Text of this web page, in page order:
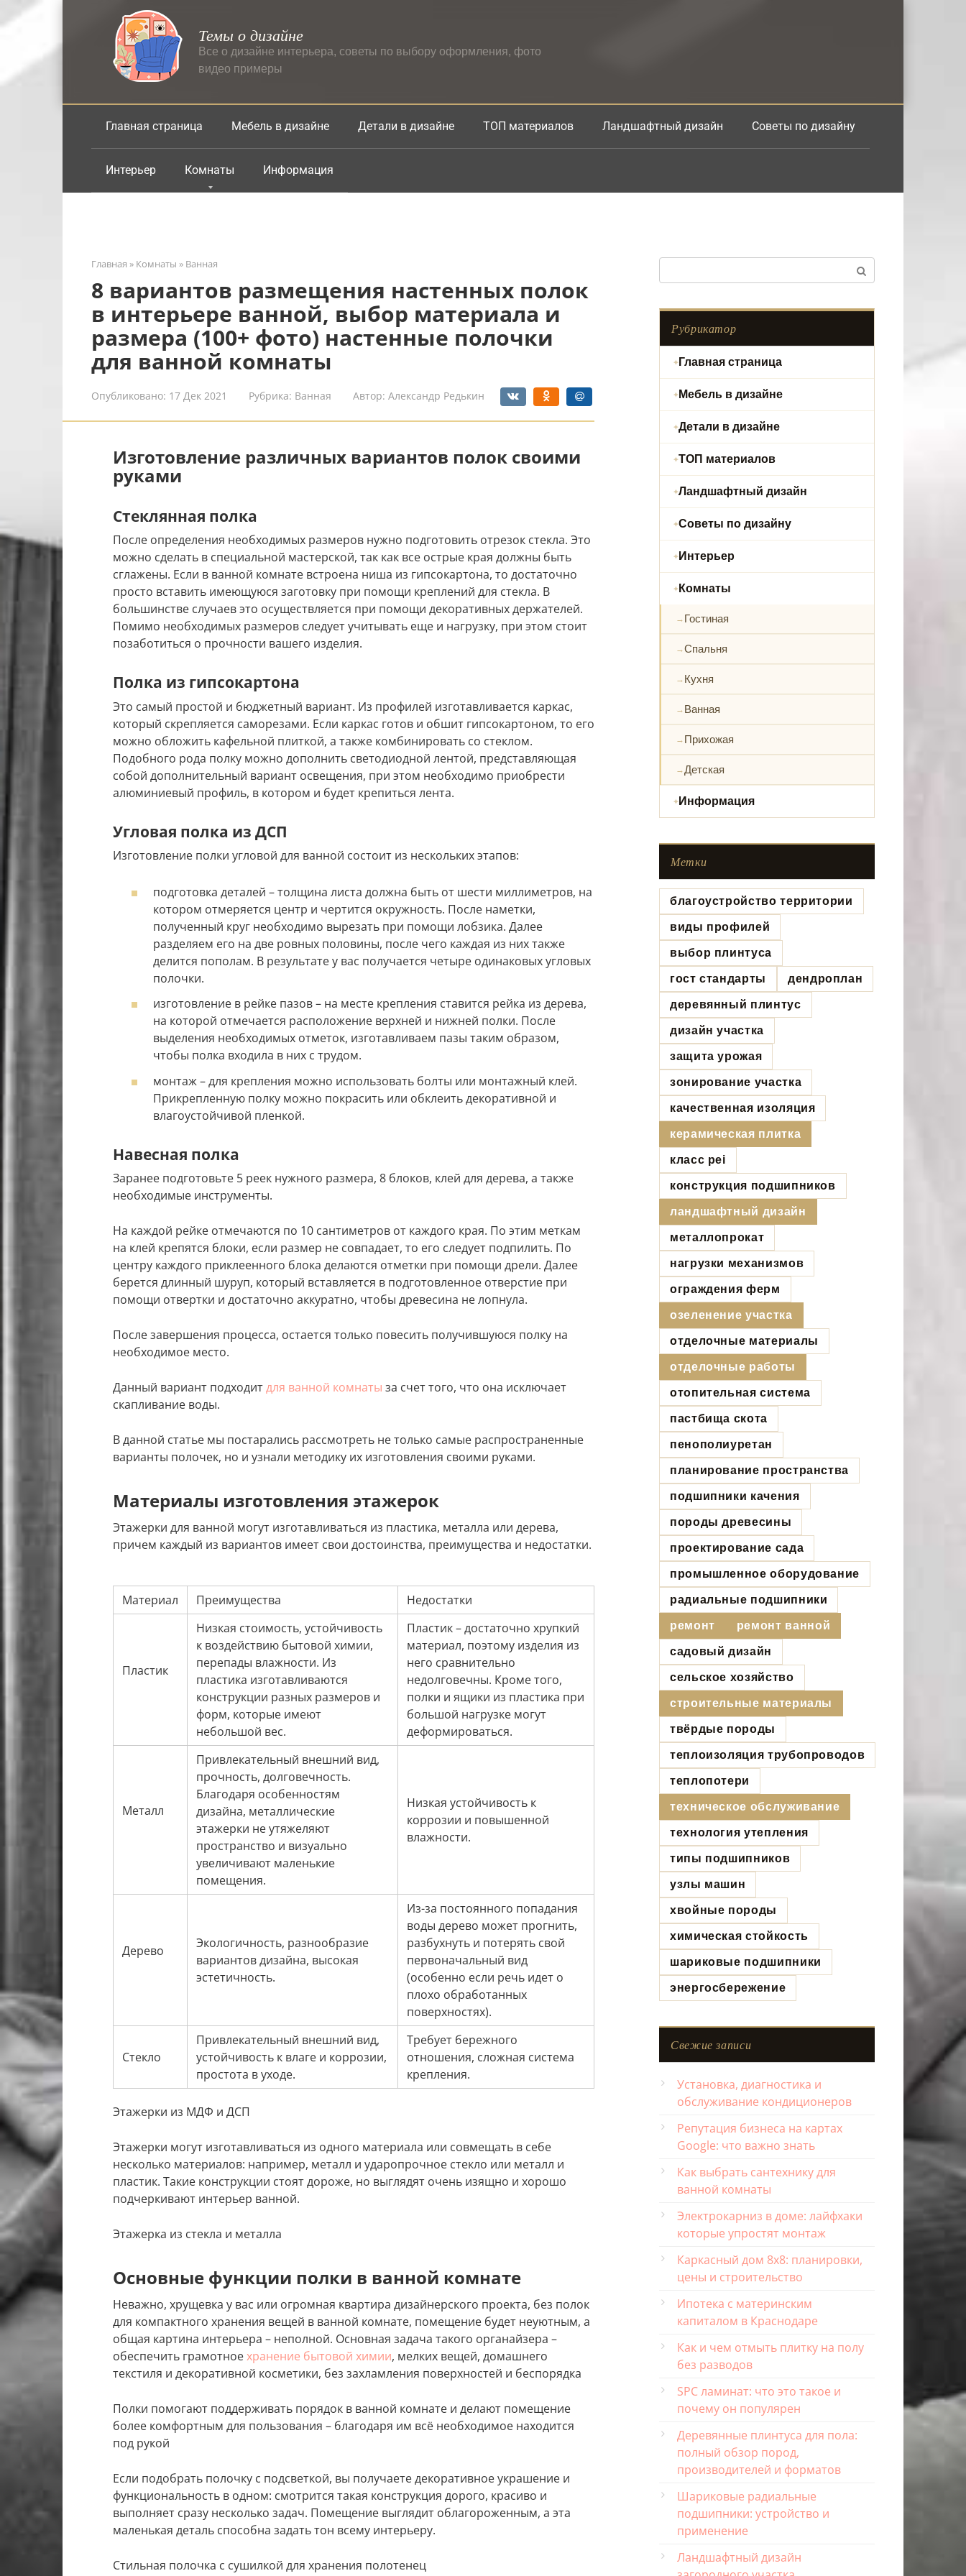
Перейти
к
Темы о дизайне
Все о дизайне интерьера, советы по выбору оформления, фото
видео примеры
Главная страница Мебель в дизайне Детали в дизайне ТОП материалов Ландшафтный дизайн Советы по дизайну
Интерьер Комнаты Информация
Главная » Комнаты » Ванная
8 вариантов размещения настенных полок
в интерьере ванной, выбор материала и
размера (100+ фото) настенные полочки
для ванной комнаты
Опубликовано: 17 Дек 2021 Рубрика: Ванная Автор: Александр Редькин
Изготовление различных вариантов полок своими
руками
Стеклянная полка
После определения необходимых размеров нужно подготовить отрезок стекла. Это
можно сделать в специальной мастерской, так как все острые края должны быть
сглажены. Если в ванной комнате встроена ниша из гипсокартона, то достаточно
просто вставить имеющуюся заготовку при помощи креплений для стекла. В
большинстве случаев это осуществляется при помощи декоративных держателей.
Помимо необходимых размеров следует учитывать еще и нагрузку, при этом стоит
позаботиться о прочности вашего изделия.
Полка из гипсокартона
Это самый простой и бюджетный вариант. Из профилей изготавливается каркас,
который скрепляется саморезами. Если каркас готов и обшит гипсокартоном, то его
можно обложить кафельной плиткой, а также комбинировать со стеклом.
Подобного рода полку можно дополнить светодиодной лентой, представляющая
собой дополнительный вариант освещения, при этом необходимо приобрести
алюминиевый профиль, в котором и будет крепиться лента.
Угловая полка из ДСП
Изготовление полки угловой для ванной состоит из нескольких этапов:
подготовка деталей – толщина листа должна быть от шести миллиметров, на
котором отмеряется центр и чертится окружность. После наметки,
полученный круг необходимо вырезать при помощи лобзика. Далее
разделяем его на две ровных половины, после чего каждая из них также
делится пополам. В результате у вас получается четыре одинаковых угловых
полочки.
изготовление в рейке пазов – на месте крепления ставится рейка из дерева,
на которой отмечается расположение верхней и нижней полки. После
выделения необходимых отметок, изготавливаем пазы таким образом,
чтобы полка входила в них с трудом.
монтаж – для крепления можно использовать болты или монтажный клей.
Прикрепленную полку можно покрасить или обклеить декоративной и
влагоустойчивой пленкой.
Навесная полка
Заранее подготовьте 5 реек нужного размера, 8 блоков, клей для дерева, а также
необходимые инструменты.
На каждой рейке отмечаются по 10 сантиметров от каждого края. По этим меткам
на клей крепятся блоки, если размер не совпадает, то его следует подпилить. По
центру каждого приклеенного блока делаются отметки при помощи дрели. Далее
берется длинный шуруп, который вставляется в подготовленное отверстие при
помощи отвертки и достаточно аккуратно, чтобы древесина не лопнула.
После завершения процесса, остается только повесить получившуюся полку на
необходимое место.
Данный вариант подходитдля ванной комнаты за счет того, что она исключает
скапливание воды.
В данной статье мы постарались рассмотреть не только самые распространенные
варианты полочек, но и узнали методику их изготовления своими руками.
Материалы изготовления этажерок
Этажерки для ванной могут изготавливаться из пластика, металла или дерева,
причем каждый из вариантов имеет свои достоинства, преимущества и недостатки.
Материал Преимущества Недостатки
Пластик
Низкая стоимость, устойчивость
к воздействию бытовой химии,
перепады влажности. Из
пластика изготавливаются
конструкции разных размеров и
форм, которые имеют
небольшой вес.
Пластик – достаточно хрупкий
материал, поэтому изделия из
него сравнительно
недолговечны. Кроме того,
полки и ящики из пластика при
большой нагрузке могут
деформироваться.
Металл
Привлекательный внешний вид,
прочность, долговечность.
Благодаря особенностям
дизайна, металлические
этажерки не утяжеляют
пространство и визуально
увеличивают маленькие
помещения.
Низкая устойчивость к
коррозии и повышенной
влажности.
Дерево
Экологичность, разнообразие
вариантов дизайна, высокая
эстетичность.
Из-за постоянного попадания
воды дерево может прогнить,
разбухнуть и потерять свой
первоначальный вид
(особенно если речь идет о
плохо обработанных
поверхностях).
Стекло
Привлекательный внешний вид,
устойчивость к влаге и коррозии,
простота в уходе.
Требует бережного
отношения, сложная система
крепления.
Этажерки из МДФ и ДСП
Этажерки могут изготавливаться из одного материала или совмещать в себе
несколько материалов: например, металл и ударопрочное стекло или металл и
пластик. Такие конструкции стоят дороже, но выглядят очень изящно и хорошо
подчеркивают интерьер ванной.
Этажерка из стекла и металла
Основные функции полки в ванной комнате
Неважно, хрущевка у вас или огромная квартира дизайнерского проекта, без полок
для компактного хранения вещей в ванной комнате, помещение будет неуютным, а
общая картина интерьера – неполной. Основная задача такого органайзера –
обеспечить грамотноехранение бытовой химии, мелких вещей, домашнего
текстиля и декоративной косметики, без захламления поверхностей и беспорядка
Полки помогают поддерживать порядок в ванной комнате и делают помещение
более комфортным для пользования – благодаря им всё необходимое находится
под рукой
Если подобрать полочку с подсветкой, вы получаете декоративное украшение и
функциональность в одном: смотрится такая конструкция дорого, красиво и
выполняет сразу несколько задач. Помещение выглядит облагороженным, а эта
маленькая деталь способна задать тон всему интерьеру.
Стильная полочка с сушилкой для хранения полотенец
Рубрикатор
Главная страница
Мебель в дизайне
Детали в дизайне
ТОП материалов
Ландшафтный дизайн
Советы по дизайну
Интерьер
Комнаты
Гостиная
Спальня
Кухня
Ванная
Прихожая
Детская
Информация
Метки
благоустройство территории
виды профилей
выбор плинтуса
гост стандарты дендроплан
деревянный плинтус
дизайн участка
защита урожая
зонирование участка
качественная изоляция
керамическая плитка
класс pei
конструкция подшипников
ландшафтный дизайн
металлопрокат
нагрузки механизмов
ограждения ферм
озеленение участка
отделочные материалы
отделочные работы
отопительная система
пастбища скота
пенополиуретан
планирование пространства
подшипники качения
породы древесины
проектирование сада
промышленное оборудование
радиальные подшипники
ремонт ремонт ванной
садовый дизайн
сельское хозяйство
строительные материалы
твёрдые породы
теплоизоляция трубопроводов
теплопотери
техническое обслуживание
технология утепления
типы подшипников
узлы машин
хвойные породы
химическая стойкость
шариковые подшипники
энергосбережение
Свежие записи
Установка, диагностика и
обслуживание кондиционеров
Репутация бизнеса на картах
Google: что важно знать
Как выбрать сантехнику для
ванной комнаты
Электрокарниз в доме: лайфхаки
которые упростят монтаж
Каркасный дом 8х8: планировки,
цены и строительство
Ипотека с материнским
капиталом в Краснодаре
Как и чем отмыть плитку на полу
без разводов
SPC ламинат: что это такое и
почему он популярен
Деревянные плинтуса для пола:
полный обзор пород,
производителей и форматов
Шариковые радиальные
подшипники: устройство и
применение
Ландшафтный дизайн